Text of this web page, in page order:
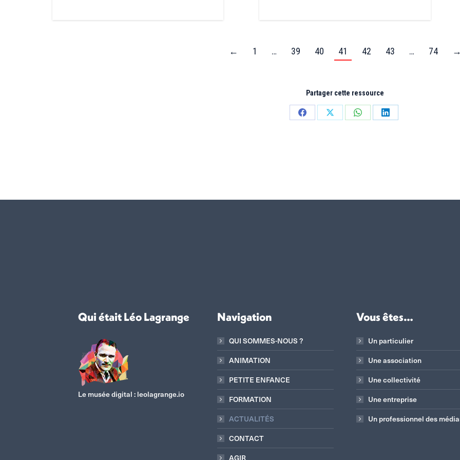
← 1 … 39 40 41 42 43 … 74
Partager cette ressource
PartagerPartagerPartagerPartager
Qui était Léo Lagrange
Le musée digital : leolagrange.io
Navigation
QUI SOMMES-NOUS ?
ANIMATION
PETITE ENFANCE
FORMATION
ACTUALITÉS
CONTACT
AGIR
Vous êtes…
Un particulier
Une association
Une collectivité
Une entreprise
Un professionnel des